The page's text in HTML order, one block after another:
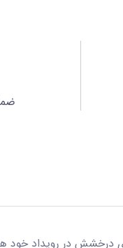
درخشش در رویداد